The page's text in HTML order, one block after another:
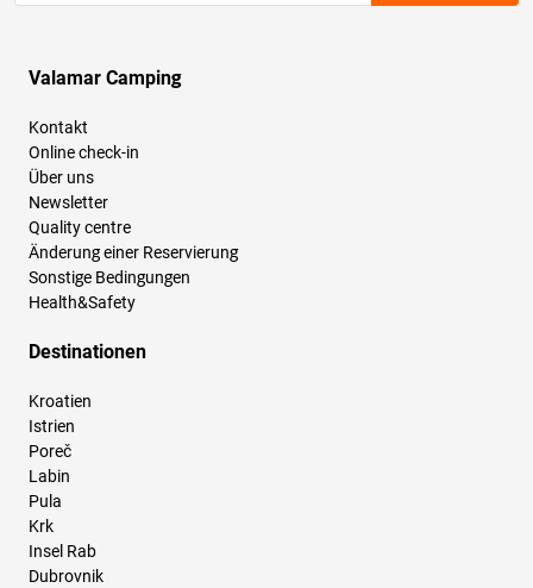
Valamar Camping
Kontakt
Online check-in
Über uns
Newsletter
Quality centre
Änderung einer Reservierung
Sonstige Bedingungen
Health&Safety
Destinationen
Kroatien
Istrien
Poreč
Labin
Pula
Krk
Insel Rab
Dubrovnik